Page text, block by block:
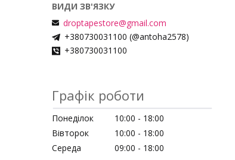
droptapestore@gmail.com
+380730031100 (@antoha2578)
+380730031100
Графік роботи
Понеділок 10:00
18:00
Вівторок
10:00
18:00
Середа
09:00
18:00